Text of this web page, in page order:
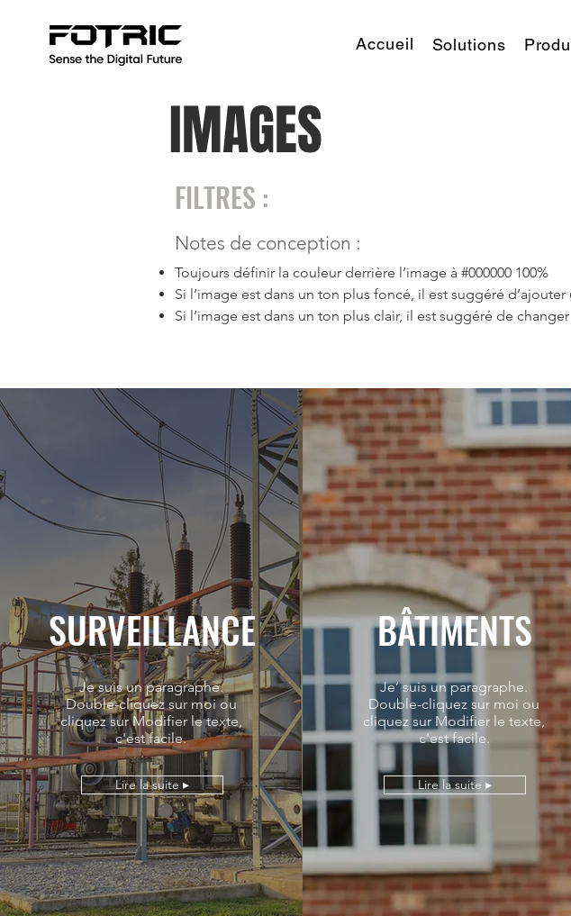
Accueil Solutions
IMAGES
FILTRES :
Notes de conception :
Toujours définir la couleur derrière l’image à #000000 100%
Si l’image est dans un ton plus foncé, il est suggéré
Si l’image est dans un ton plus clair, il est suggéré de changer
SURVEILLANCE
Je suis un paragraphe.
Double-cliquez sur moi ou
cliquez sur Modifier le texte,
c'est facile.
Lire la suite ▸
BÂTIMENTS
Je’ suis un paragraphe.
Double-cliquez sur moi ou
cliquez sur Modifier le texte,
c'est facile.
Lire la suite ▸